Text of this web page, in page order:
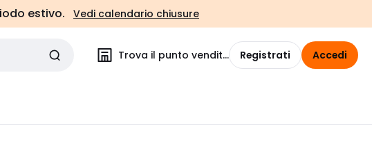
estivo. Vedi calendario chiusure
Trova il punto vendita Registrati Accedi